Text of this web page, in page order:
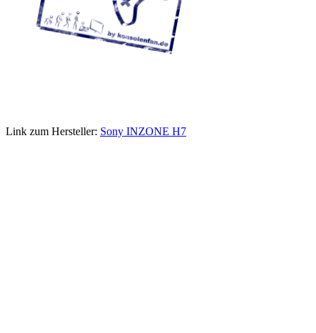
Link zum Hersteller: Sony INZONE H7